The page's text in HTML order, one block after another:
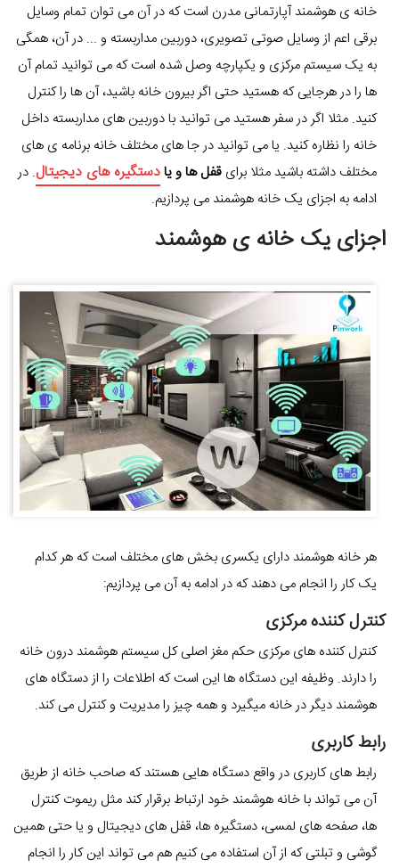
خانه ی هوشمند آپارتمانی مدرن است که در آن می توان تمام وسایل
برقی اعم از وسایل صوتی تصویری، دوربین مداربسته و ... در آن، همگی
به یک سیستم مرکزی و یکپارچه وصل شده است که می توانید تمام آن
ها را در هرجایی که هستید حتی اگر بیرون خانه باشید، آن ها را کنترل
کنید. مثلا اگر در سفر هستید می توانید با دوربین های مداربسته داخل
خانه را نظاره کنید. یا می توانید در جا های مختلف خانه برنامه ی های
مختلف داشته باشید مثلا برای قفل ها و یادستگیره های دیجیتال. در
ادامه به اجزای یک خانه هوشمند می پردازیم.
اجزای یک خانه ی هوشمند
هر خانه هوشمند دارای یکسری بخش های مختلف است که هر کدام
یک کار را انجام می دهند که در ادامه به آن می پردازیم:
کنترل کننده مرکزی
کنترل کننده های مرکزی حکم مغز اصلی کل سیستم هوشمند درون خانه
را دارند. وظیفه این دستگاه ها این است که اطلاعات را از دستگاه های
هوشمند دیگر در خانه میگیرد و همه چیز را مدیریت و کنترل می کند.
رابط کاربری
رابط های کاربری در واقع دستگاه هایی هستند که صاحب خانه از طریق
آن می تواند با خانه هوشمند خود ارتباط برقرار کند مثل ریموت کنترل
ها، صفحه های لمسی، دستگیره ها، قفل های دیجیتال و یا حتی همین
گوشی و تبلتی که از آن استفاده می کنیم هم می تواند این کار را انجام